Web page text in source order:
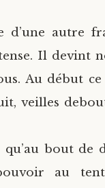
d’une autre
Il devint
Au début
veilles
qu’au bout
au